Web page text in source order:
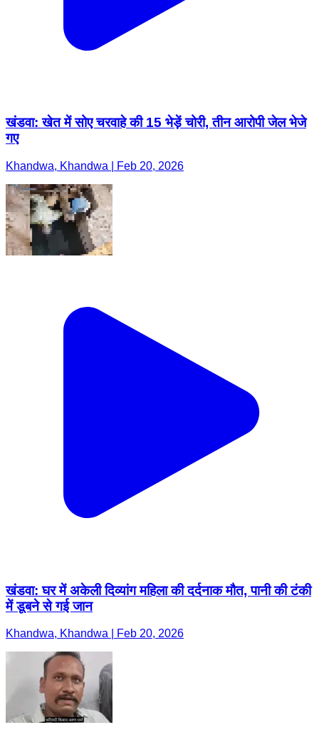
खंडवा: खेत में सोए चरवाहे की 15 भेड़ें चोरी, तीन आरोपी जेल भेजे
गए
Khandwa, Khandwa | Feb 20, 2026
खंडवा: घर में अकेली दिव्यांग महिला की दर्दनाक मौत, पानी की टंकी
में डूबने से गई जान
Khandwa, Khandwa | Feb 20, 2026